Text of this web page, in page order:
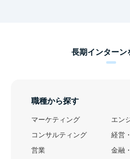
長期インターン
職種から探す
マーケティング エン
コンサルティング 経営
営業 金融